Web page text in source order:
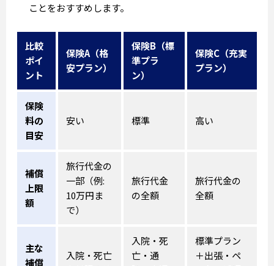
ことをおすすめします。
比較
ポイ
ント
保険A（格
安プラン）
保険B（標
準プラ
ン）
保険C（充実
プラン）
保険
料の
目安
安い 標準 高い
補償
上限
額
旅行代金の
一部（例:
10万円ま
で）
旅行代金
の全額
旅行代金の
全額
主な
補償
入院・死亡
入院・死
亡・通
標準プラン
＋出張・ペ